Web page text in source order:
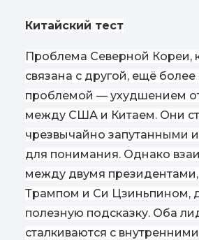
Китайский тест
Проблема Северной Кореи,
связана с другой, ещё более
проблемой — ухудшением
между США и Китаем. Они
чрезвычайно запутанными
для понимания. Однако
между двумя
Трампом и Си Цзиньпином,
полезную подсказку. Оба
сталкиваются с внутренними